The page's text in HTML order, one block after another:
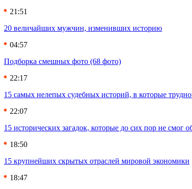
21:51
20 величайших мужчин, изменивших историю
04:57
Подборка смешных фото (68 фото)
22:17
15 самых нелепых судебных историй, в которые
22:07
15 исторических загадок, которые до сих пор не смог
18:50
15 крупнейших скрытых отраслей мировой экономики
18:47